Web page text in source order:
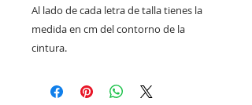
Al lado de cada letra de talla tienes la
medida en cm del contorno de la
cintura.